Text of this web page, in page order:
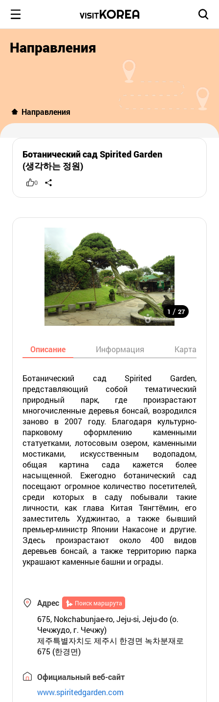
Направления
Направления
Ботанический сад Spirited Garden
(생각하는 정원)
0
1 / 27
Описание Информация Карта
Ботанический сад Spirited Garden,
представляющий собой тематический
природный парк, где произрастают
многочисленные деревья бонсай, возродился
заново в 2007 году. Благодаря культурно-
парковому оформлению каменными
статуетками, лотосовым озером, каменными
мостиками, искусственным водопадом,
общая картина сада кажется более
насыщенной. Ежегодно ботанический сад
посещают огромное количество посетителей,
среди которых в саду побывали такие
личности, как глава Китая Тянгтёмин, его
заместитель Худжинтао, а также бывший
премьер-министр Японии Накасоне и другие.
Здесь произрастают около 400 видов
деревьев бонсай, а также территорию парка
украшают каменные башни и ограды.
Адрес Поиск маршрута
675, Nokchabunjae-ro, Jeju-si, Jeju-do (о.
Чечжудо, г. Чечжу)
제주특별자치도 제주시 한경면 녹차분재로
675 (한경면)
Официальный веб-сайт
www.spiritedgarden.com